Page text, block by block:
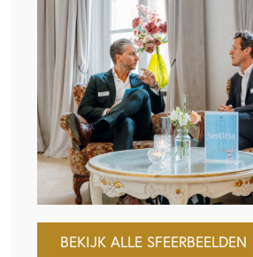
BEKIJK ALLE SFEERBEELDEN